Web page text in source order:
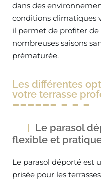
dans des
conditions climatiques
il permet de profiter de
nombreuses saisons
prématurée.
Les différentes
votre terrasse
Le parasol
flexible et
Le parasol déporté est
prisée pour les